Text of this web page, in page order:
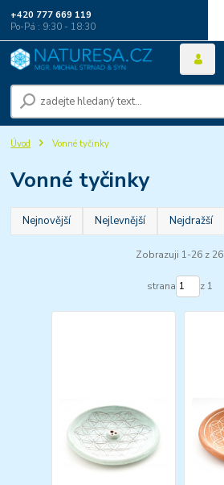
+420 777 669 119
Po-Pá : 9:30 - 18:30
Úvod Vonné tyčinky
Vonné tyčinky
Nejnovější Nejlevnější Nejdražší
Zobrazuji 1-26 z 26
strana z 1